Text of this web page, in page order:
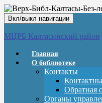
Вкл/выкл навигации
МЦРБ Калтасинский район
Главная
О библиотеке
Контакты
Обратная
Органы